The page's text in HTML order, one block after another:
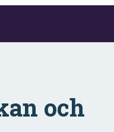
och